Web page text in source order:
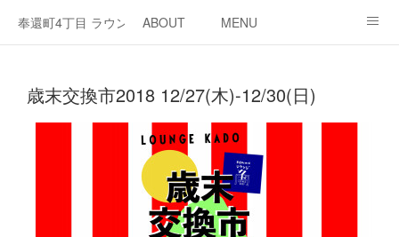
奉還町4丁目 ラウンジ・カド
ABOUT MENU
歳末交換市2018 12/27(木)-12/30(日)